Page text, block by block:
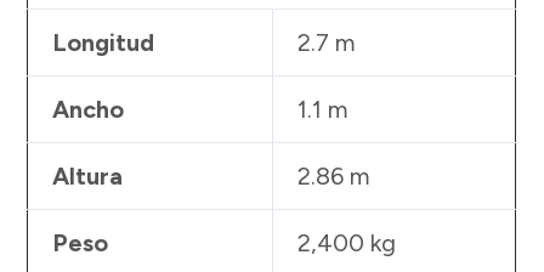
Longitud 2.7 m
Ancho 1.1 m
Altura 2.86 m
Peso 2,400 kg